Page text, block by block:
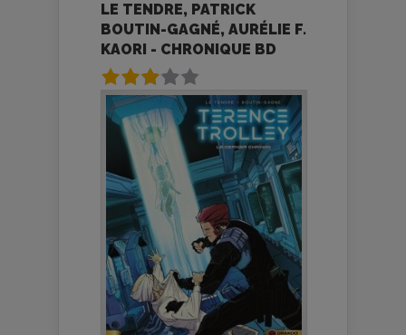
LE TENDRE, PATRICK
BOUTIN-GAGNÉ, AURÉLIE F.
KAORI - CHRONIQUE BD